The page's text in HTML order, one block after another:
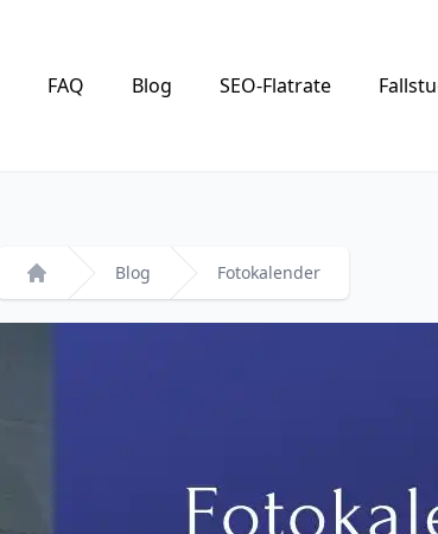
FAQ Blog SEO-Flatrate
Startseite
Blog Fotokalender